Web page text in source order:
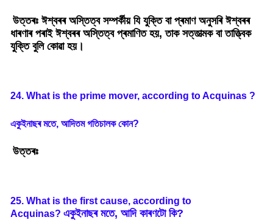
উত্তৰঃ ঈশ্বৰৰ অস্তিত্ব সম্পৰ্কীয় যি যুক্তি বা প্ৰমাণ অনুসৰি ঈশ্বৰৰ
ধাৰণাৰ পৰাই ঈশ্বৰৰ অস্তিত্ব প্ৰমাণিত হয়, তাক সত্তাত্মক বা তাত্ত্বিক
যুক্তি বুলি কোৱা হয়।
24. What is the prime mover, according to Acquinas ?
একুইনাছৰ মতে, আদিতম গতিচালক কোন?
উত্তৰঃ
25. What is the first cause, according to
Acquinas? একুইনাছৰ মতে, আদি কাৰণটো কি?